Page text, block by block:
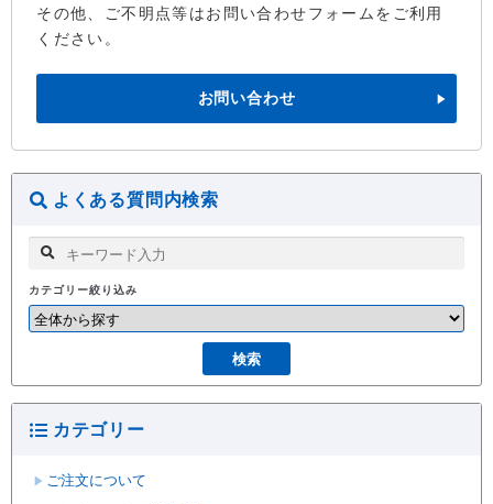
その他、ご不明点等はお問い合わせフォームをご利用
ください。
お問い合わせ
よくある質問内検索
カテゴリー絞り込み
カテゴリー
ご注文について